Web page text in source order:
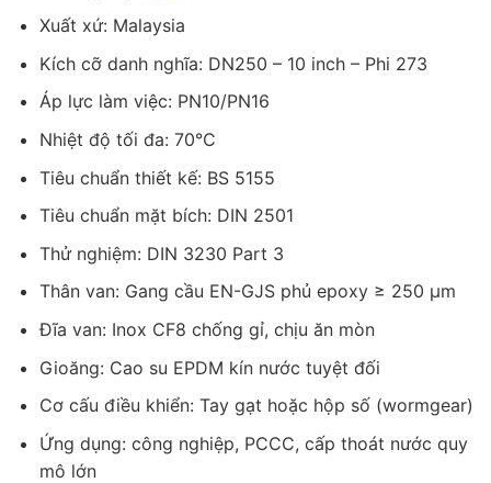
Xuất xứ: Malaysia
Kích cỡ danh nghĩa: DN250 – 10 inch – Phi 273
Áp lực làm việc: PN10/PN16
Nhiệt độ tối đa: 70°C
Tiêu chuẩn thiết kế: BS 5155
Tiêu chuẩn mặt bích: DIN 2501
Thử nghiệm: DIN 3230 Part 3
Thân van: Gang cầu EN-GJS phủ epoxy ≥ 250 µm
Đĩa van: Inox CF8 chống gỉ, chịu ăn mòn
Gioăng: Cao su EPDM kín nước tuyệt đối
Cơ cấu điều khiển: Tay gạt hoặc hộp số (wormgear)
Ứng dụng: công nghiệp, PCCC, cấp thoát nước quy
mô lớn